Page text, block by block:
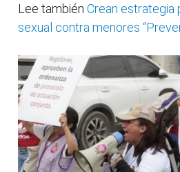
Lee también Crean estrategia
sexual contra menores